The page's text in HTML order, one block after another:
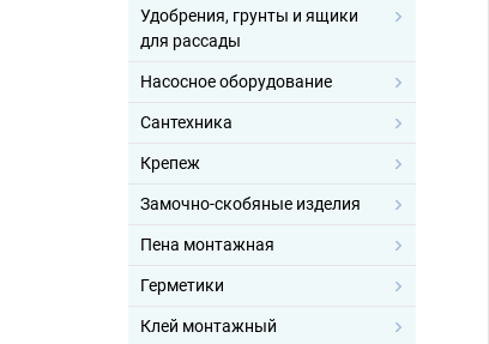
Удобрения, грунты и ящики
для рассады
Насосное оборудование
Сантехника
Крепеж
Замочно-скобяные изделия
Пена монтажная
Герметики
Клей монтажный